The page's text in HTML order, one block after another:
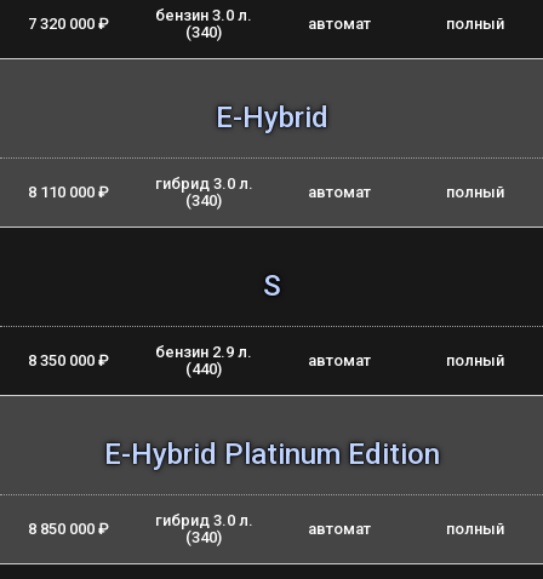
7 320 000 ₽
бензин 3.0 л.
(340)
автомат полный
E-Hybrid
8 110 000 ₽
гибрид 3.0 л.
(340)
автомат полный
S
8 350 000 ₽
бензин 2.9 л.
(440)
автомат полный
E-Hybrid Platinum Edition
8 850 000 ₽
гибрид 3.0 л.
(340)
автомат полный